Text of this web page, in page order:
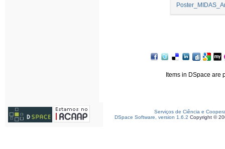
Items in DSpace are
Serviços de Ciência e
DSpace Software, version 1.6.2 Copyright ©